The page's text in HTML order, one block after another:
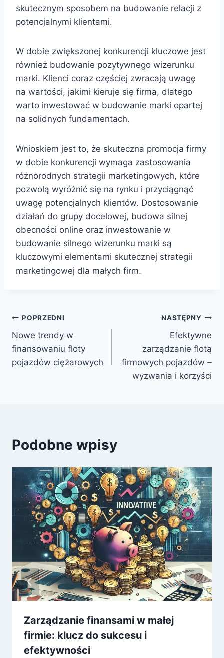
skutecznym sposobem na budowanie relacji z
potencjalnymi klientami.
W dobie zwiększonej konkurencji kluczowe jest
również budowanie pozytywnego wizerunku
marki. Klienci coraz częściej zwracają uwagę
na wartości, jakimi kieruje się firma, dlatego
warto inwestować w budowanie marki opartej
na solidnych fundamentach.
Wnioskiem jest to, że skuteczna promocja firmy
w dobie konkurencji wymaga zastosowania
różnorodnych strategii marketingowych, które
pozwolą wyróżnić się na rynku i przyciągnąć
uwagę potencjalnych klientów. Dostosowanie
działań do grupy docelowej, budowa silnej
obecności online oraz inwestowanie w
budowanie silnego wizerunku marki są
kluczowymi elementami skutecznej strategii
marketingowej dla małych firm.
Nawigacja
wpisu
POPRZEDNI
Nowe trendy w
finansowaniu floty
pojazdów ciężarowych
NASTĘPNY
Efektywne
zarządzanie flotą
firmowych pojazdów –
wyzwania i korzyści
Podobne wpisy
Zarządzanie finansami w małej
firmie: klucz do sukcesu i
efektywności